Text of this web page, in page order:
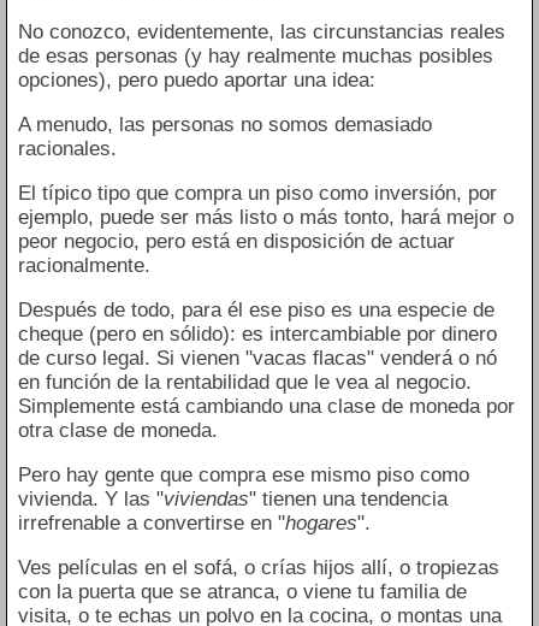
No conozco, evidentemente, las circunstancias reales
de esas personas (y hay realmente muchas posibles
opciones), pero puedo aportar una idea:
A menudo, las personas no somos demasiado
racionales.
El típico tipo que compra un piso como inversión, por
ejemplo, puede ser más listo o más tonto, hará mejor o
peor negocio, pero está en disposición de actuar
racionalmente.
Después de todo, para él ese piso es una especie de
cheque (pero en sólido): es intercambiable por dinero
de curso legal. Si vienen "vacas flacas" venderá o nó
en función de la rentabilidad que le vea al negocio.
Simplemente está cambiando una clase de moneda por
otra clase de moneda.
Pero hay gente que compra ese mismo piso como
vivienda. Y las "viviendas" tienen una tendencia
irrefrenable a convertirse en "hogares".
Ves películas en el sofá, o crías hijos allí, o tropiezas
con la puerta que se atranca, o viene tu familia de
visita, o te echas un polvo en la cocina, o montas una